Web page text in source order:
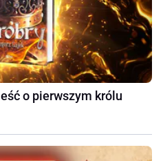
o pierwszym królu